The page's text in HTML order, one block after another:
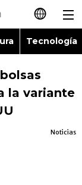
日本語
English
简体字
Tecnología
la variante
Noticias